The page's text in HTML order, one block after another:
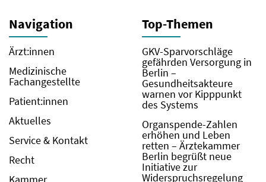
Navigation
Ärzt:innen
Medizinische
Fachangestellte
Patient:innen
Aktuelles
Service & Kontakt
Recht
Top-Themen
GKV-Sparvorschläge
gefährden Versorgung in
Berlin –
Gesundheitsakteure
warnen vor Kipppunkt
des Systems
Organspende-Zahlen
erhöhen und Leben
retten – Ärztekammer
Berlin begrüßt neue
Initiative zur
Widerspruchsregelung